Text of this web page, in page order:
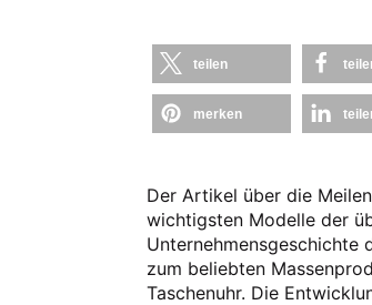
teilen
merken
Der Artikel über die
wichtigsten Modelle der
Unternehmensgeschichte
zum beliebten
Taschenuhr. Die